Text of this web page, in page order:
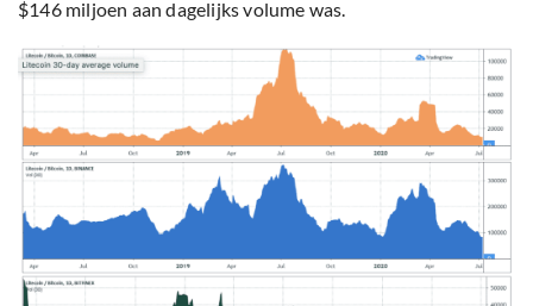
$146 miljoen aan dagelijks volume was.